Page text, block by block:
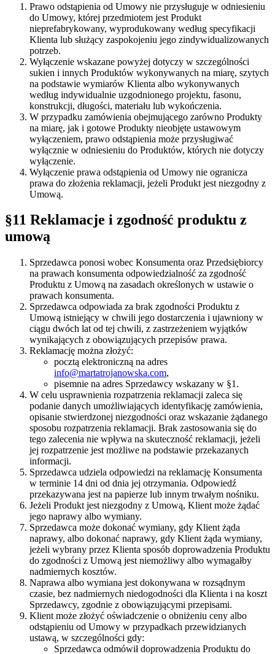
Prawo odstąpienia od Umowy nie przysługuje w odniesieniu
do Umowy, której przedmiotem jest Produkt
nieprefabrykowany, wyprodukowany według specyfikacji
Klienta lub służący zaspokojeniu jego zindywidualizowanych
potrzeb.
Wyłączenie wskazane powyżej dotyczy w szczególności
sukien i innych Produktów wykonywanych na miarę, szytych
na podstawie wymiarów Klienta albo wykonywanych
według indywidualnie uzgodnionego projektu, fasonu,
konstrukcji, długości, materiału lub wykończenia.
W przypadku zamówienia obejmującego zarówno Produkty
na miarę, jak i gotowe Produkty nieobjęte ustawowym
wyłączeniem, prawo odstąpienia może przysługiwać
wyłącznie w odniesieniu do Produktów, których nie dotyczy
wyłączenie.
Wyłączenie prawa odstąpienia od Umowy nie ogranicza
prawa do złożenia reklamacji, jeżeli Produkt jest niezgodny z
Umową.
§11 Reklamacje i zgodność produktu z
umową
Sprzedawca ponosi wobec Konsumenta oraz Przedsiębiorcy
na prawach konsumenta odpowiedzialność za zgodność
Produktu z Umową na zasadach określonych w ustawie o
prawach konsumenta.
Sprzedawca odpowiada za brak zgodności Produktu z
Umową istniejący w chwili jego dostarczenia i ujawniony w
ciągu dwóch lat od tej chwili, z zastrzeżeniem wyjątków
wynikających z obowiązujących przepisów prawa.
Reklamację można złożyć:
pocztą elektroniczną na adres
info@martatrojanowska.com,
pisemnie na adres Sprzedawcy wskazany w §1.
W celu usprawnienia rozpatrzenia reklamacji zaleca się
podanie danych umożliwiających identyfikację zamówienia,
opisanie stwierdzonej niezgodności oraz wskazanie żądanego
sposobu rozpatrzenia reklamacji. Brak zastosowania się do
tego zalecenia nie wpływa na skuteczność reklamacji, jeżeli
jej rozpatrzenie jest możliwe na podstawie przekazanych
informacji.
Sprzedawca udziela odpowiedzi na reklamację Konsumenta
w terminie 14 dni od dnia jej otrzymania. Odpowiedź
przekazywana jest na papierze lub innym trwałym nośniku.
Jeżeli Produkt jest niezgodny z Umową, Klient może żądać
jego naprawy albo wymiany.
Sprzedawca może dokonać wymiany, gdy Klient żąda
naprawy, albo dokonać naprawy, gdy Klient żąda wymiany,
jeżeli wybrany przez Klienta sposób doprowadzenia Produktu
do zgodności z Umową jest niemożliwy albo wymagałby
nadmiernych kosztów.
Naprawa albo wymiana jest dokonywana w rozsądnym
czasie, bez nadmiernych niedogodności dla Klienta i na koszt
Sprzedawcy, zgodnie z obowiązującymi przepisami.
Klient może złożyć oświadczenie o obniżeniu ceny albo
odstąpieniu od Umowy w przypadkach przewidzianych
ustawą, w szczególności gdy:
Sprzedawca odmówił doprowadzenia Produktu do